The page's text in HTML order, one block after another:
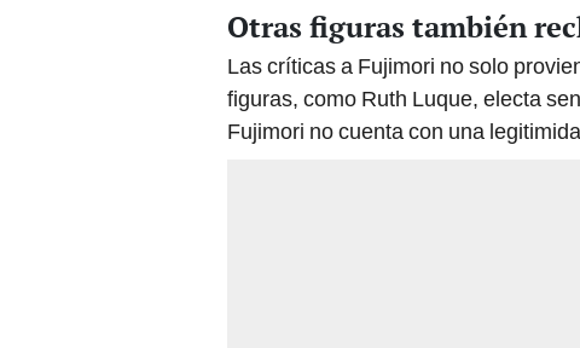
Otras figuras también
Las críticas a Fujimori no solo
figuras, como Ruth Luque, electa
Fujimori no cuenta con una